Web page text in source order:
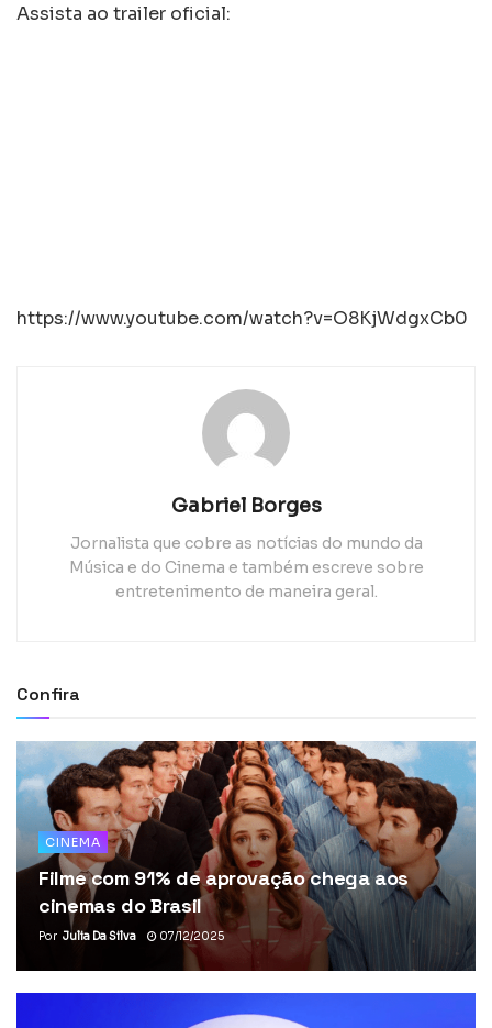
Assista ao trailer oficial:
https://www.youtube.com/watch?v=O8KjWdgxCb0
Gabriel Borges
Jornalista que cobre as notícias do mundo da
Música e do Cinema e também escreve sobre
entretenimento de maneira geral.
Confira
CINEMA
Filme com 91% de aprovação chega aos
cinemas do Brasil
Por Julia Da Silva 07/12/2025